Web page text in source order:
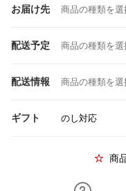
お届け先 商品の種類を
配送予定 商品の種類を
配送情報 商品の種類を
ギフト のし対応
商